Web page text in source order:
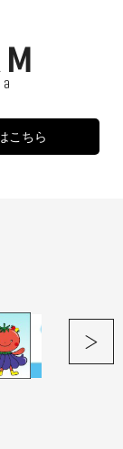
こちら